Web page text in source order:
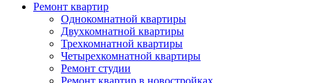
Ремонт квартир
Однокомнатной квартиры
Двухкомнатной квартиры
Трехкомнатной квартиры
Четырехкомнатной квартиры
Ремонт студии
Ремонт квартир в новостройках